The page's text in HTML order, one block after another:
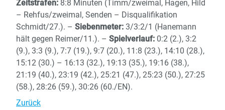
Zeitstrafen: 8:8 Minuten (Timm/zweimal, Hagen, Hild
– Rehfus/zweimal, Senden – Disqualifikation
Schmidt/27.). – Siebenmeter: 3/3:2/1 (Hanemann
hält gegen Reimer/11.). – Spielverlauf: 0:2 (2.), 3:2
(9.), 3:3 (9.), 7:7 (19.), 9:7 (20.), 11:8 (23.), 14:10 (28.),
15:12 (30.) – 16:13 (32.), 19:13 (35.), 19:16 (38.),
21:19 (40.), 23:19 (42.), 25:21 (47.), 25:23 (50.), 27:25
(58.), 28:26 (59.), 30:26 (60./EN).
Zurück